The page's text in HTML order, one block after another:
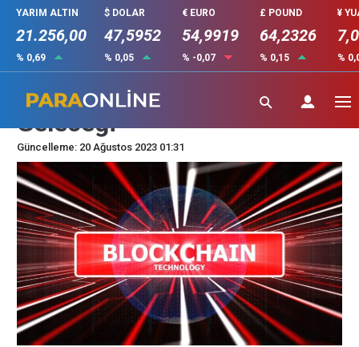
YARIM ALTIN
21.256,00
% 0,69
$ DOLAR
47,5952
% 0,05
€ EURO
54,9919
% -0,07
£ POUND
64,2326
% 0,15
¥
%
Blockchain Teknolojisinin
Geleceği
Güncelleme: 20 Ağustos 2023 01:31